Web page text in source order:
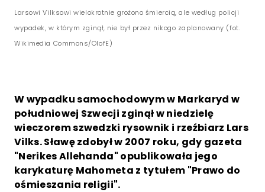
Larsowi Vilksowi wielokrotnie grożono śmiercią, ale według policji
wypadek, w którym zginął, nie był przez nikogo zaplanowany (fot.
Wikimedia Commons/OlofE)
W wypadku samochodowym w Markaryd w
południowej Szwecji zginął w niedzielę
wieczorem szwedzki rysownik i rzeźbiarz Lars
Vilks. Sławę zdobył w 2007 roku, gdy gazeta
"Nerikes Allehanda" opublikowała jego
karykaturę Mahometa z tytułem "Prawo do
ośmieszania religii".